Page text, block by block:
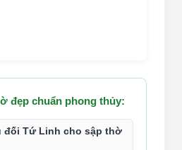
đẹp chuẩn phong thủy:
đối Tứ Linh cho sập thờ